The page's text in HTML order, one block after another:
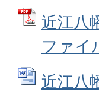
近江八
ファイ
近江八